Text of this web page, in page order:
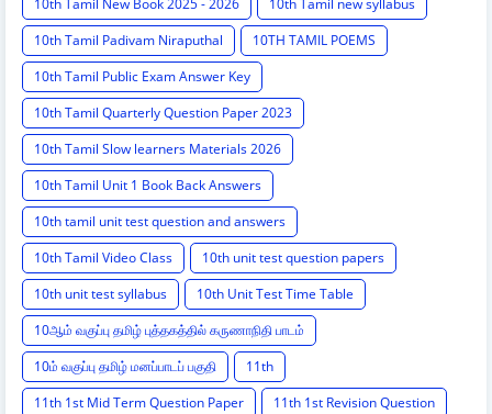
10th Tamil New Book 2025 - 2026
10th Tamil new syllabus
10th Tamil Padivam Niraputhal
10TH TAMIL POEMS
10th Tamil Public Exam Answer Key
10th Tamil Quarterly Question Paper 2023
10th Tamil Slow learners Materials 2026
10th Tamil Unit 1 Book Back Answers
10th tamil unit test question and answers
10th Tamil Video Class
10th unit test question papers
10th unit test syllabus
10th Unit Test Time Table
10ஆம் வகுப்பு தமிழ் புத்தகத்தில் கருணாநிதி பாடம்
10ம் வகுப்பு தமிழ் மனப்பாடப் பகுதி
11th
11th 1st Mid Term Question Paper
11th 1st Revision Question